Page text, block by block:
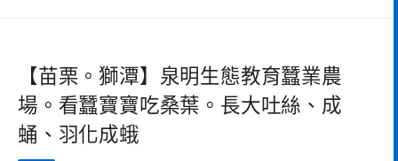
【苗栗。獅潭】泉明生態教育蠶業農
場。看蠶寶寶吃桑葉。長大吐絲、成
蛹、羽化成蛾